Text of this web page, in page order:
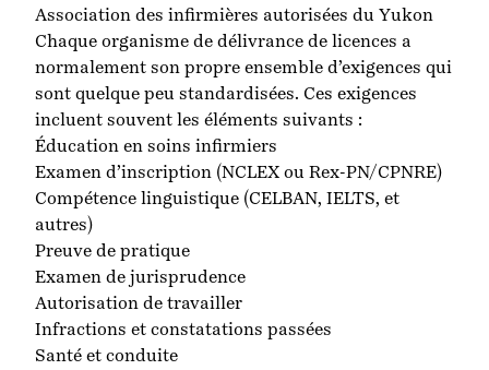
Association des infirmières autorisées du Yukon
Chaque organisme de délivrance de licences a
normalement son propre ensemble d’exigences qui
sont quelque peu standardisées. Ces exigences
incluent souvent les éléments suivants :
Éducation en soins infirmiers
Examen d’inscription (NCLEX ou Rex-PN/CPNRE)
Compétence linguistique (CELBAN, IELTS, et
autres)
Preuve de pratique
Examen de jurisprudence
Autorisation de travailler
Infractions et constatations passées
Santé et conduite